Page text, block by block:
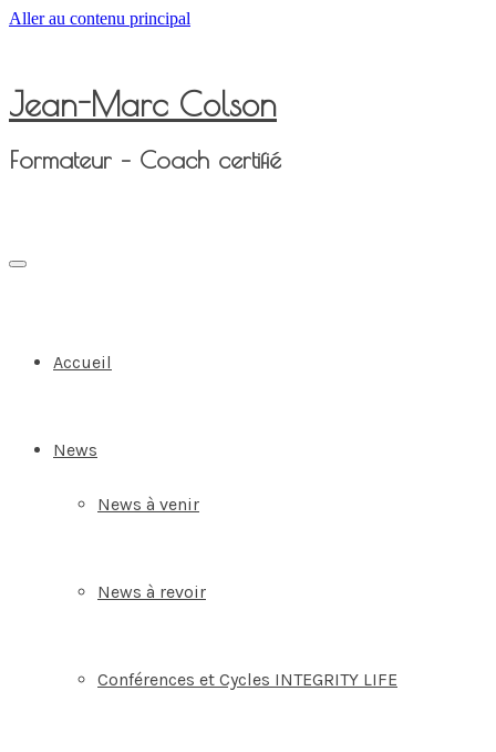
Aller au contenu principal
Jean-Marc Colson
Formateur – Coach certifié
Accueil
News
News à venir
News à revoir
Conférences et Cycles INTEGRITY LIFE